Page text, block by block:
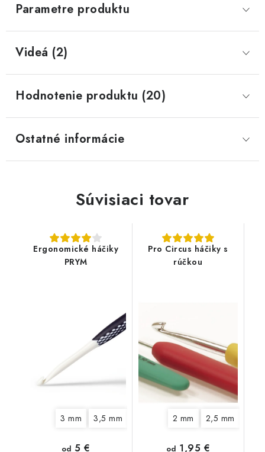
Parametre produktu
Videá (2)
Hodnotenie produktu (20)
Ostatné informácie
Súvisiaci tovar
Ergonomické háčiky
PRYM
3 mm 3,5 mm 5 mm 6 mm
od 5 €
Pro Circus háčiky s
rúčkou
2 mm 2,5 mm
od 1,95 €